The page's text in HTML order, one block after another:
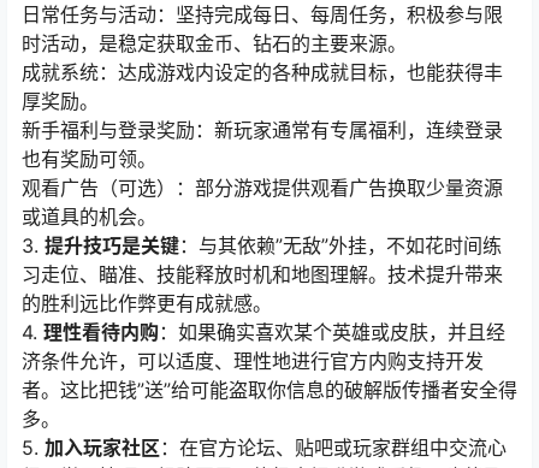
日常任务与活动：坚持完成每日、每周任务，积极参与限
时活动，是稳定获取金币、钻石的主要来源。
成就系统：达成游戏内设定的各种成就目标，也能获得丰
厚奖励。
新手福利与登录奖励：新玩家通常有专属福利，连续登录
也有奖励可领。
观看广告（可选）：部分游戏提供观看广告换取少量资源
或道具的机会。
3. 提升技巧是关键：与其依赖”无敌”外挂，不如花时间练
习走位、瞄准、技能释放时机和地图理解。技术提升带来
的胜利远比作弊更有成就感。
4. 理性看待内购：如果确实喜欢某个英雄或皮肤，并且经
济条件允许，可以适度、理性地进行官方内购支持开发
者。这比把钱”送”给可能盗取你信息的破解版传播者安全得
多。
5. 加入玩家社区 ：在官方论坛、贴吧或玩家群组中交流心